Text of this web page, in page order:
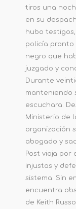
tiros una
en su
hubo
policía pronto
negro que
juzgado y
Durante
manteniendo
escuchara.
Ministerio de
organización
abogado y
Post viaja
injustas y
sistema. Sin
encuentra
de Keith